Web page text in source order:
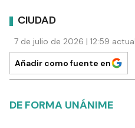
CIUDAD
7 de julio de 2026 | 12:59
Añadir como fuente en
DE FORMA UNÁNIME